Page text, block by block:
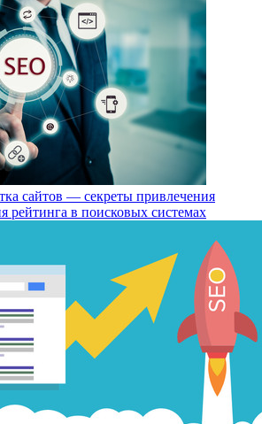
сайтов — секреты привлечения
рейтинга в поисковых системах